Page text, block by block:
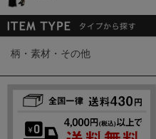
柄・素材・その他